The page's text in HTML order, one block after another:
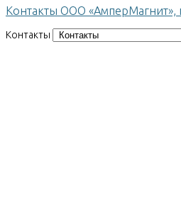
Контакты ООО «АмперМагнит»,
Контакты